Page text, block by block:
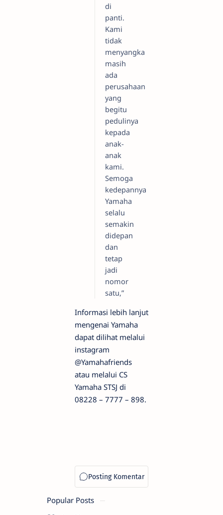
di
panti.
Kami
tidak
menyangka
masih
ada
perusahaan
yang
begitu
pedulinya
kepada
anak-
anak
kami.
Semoga
kedepannya
Yamaha
selalu
semakin
didepan
dan
tetap
jadi
nomor
satu,”
Informasi lebih lanjut
mengenai Yamaha
dapat dilihat melalui
instagram
@Yamahafriends
atau melalui CS
Yamaha STSJ di
08228 – 7777 – 898.
Popular Posts